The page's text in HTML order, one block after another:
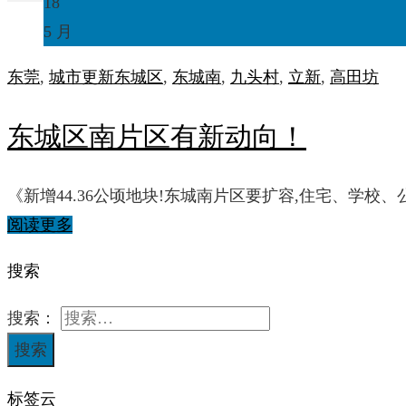
5 月
东莞, 城市更新东城区 , 东城南, 九头村, 立新, 高田坊
东城区南片区有新动向！
《新增44.36公顷地块!东城南片区要扩容,住宅、学校
阅读更多
搜索
搜索：
标签云